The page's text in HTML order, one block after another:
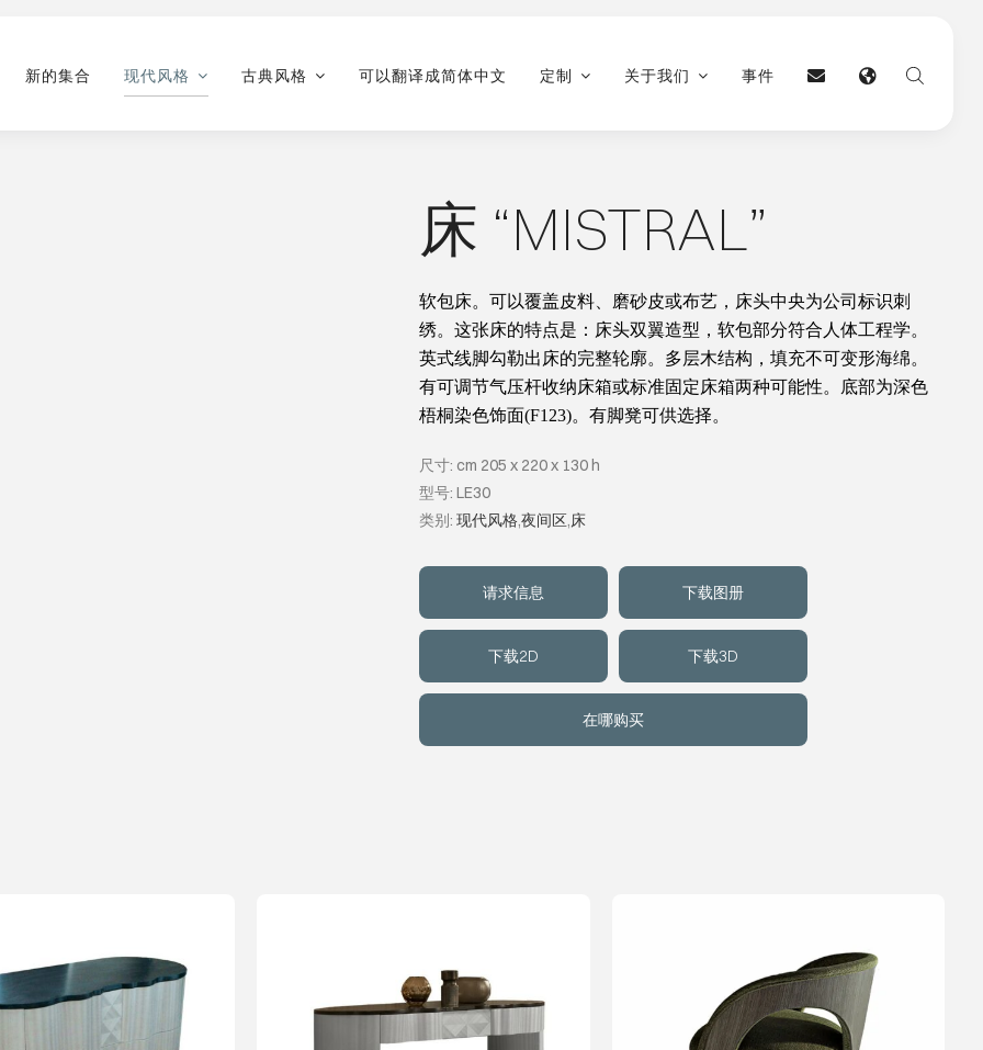
新的集合 现代风格 古典风格 可以翻译成简体中文 定制 关于我们 事件
床 “MISTRAL”
软包床。可以覆盖皮料、磨砂皮或布艺，床头中央为公司标识刺
绣。这张床的特点是：床头双翼造型，软包部分符合人体工程学。
英式线脚勾勒出床的完整轮廓。 多层木结构，填充不可变形海绵。
有可调节气压杆收纳床箱或标准固定床箱两种可能性。
底部为深色
梧桐染色饰面(F123)。有脚凳可供选择。
尺寸: cm 205 x 220 x 130 h
型号: LE30
类别: 现代风格,夜间区,床
请求信息 下载图册
下载2D 下载3D
在哪购买